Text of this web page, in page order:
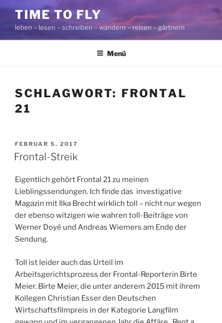
Zum
Inhalt
springen
TIME TO FLY
leben – lesen – schreiben – wandern – reisen – gärtnern
Menü
SCHLAGWORT: FRONTAL
21
VERÖFFENTLICHT
AM
FEBRUAR 5, 2017
Frontal-Streik
Eigentlich gehört Frontal 21 zu meinen
Lieblingssendungen. Ich finde das investigative
Magazin mit Ilka Brecht wirklich toll – nicht nur wegen
der ebenso witzigen wie wahren toll-Beiträge von
Werner Doyé und Andreas Wiemers am Ende der
Sendung.
Toll ist leider auch das Urteil im
Arbeitsgerichtsprozess der Frontal-Reporterin Birte
Meier. Birte Meier, die unter anderem 2015 mit ihrem
Kollegen Christian Esser den Deutschen
Wirtschaftsfilmpreis in der Kategorie Langfilm